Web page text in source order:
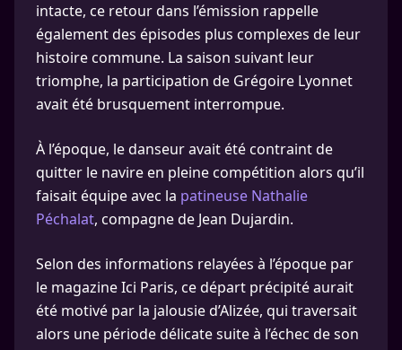
intacte, ce retour dans l’émission rappelle
également des épisodes plus complexes de leur
histoire commune. La saison suivant leur
triomphe, la participation de Grégoire Lyonnet
avait été brusquement interrompue.
À l’époque, le danseur avait été contraint de
quitter le navire en pleine compétition alors qu’il
faisait équipe avec la patineuse Nathalie
Péchalat, compagne de Jean Dujardin.
Selon des informations relayées à l’époque par
le magazine Ici Paris, ce départ précipité aurait
été motivé par la jalousie d’Alizée, qui traversait
alors une période délicate suite à l’échec de son